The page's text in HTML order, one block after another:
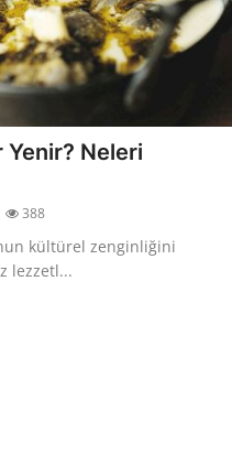
Yenir? Neleri
388
kültürel zenginliğini
lezzetl...